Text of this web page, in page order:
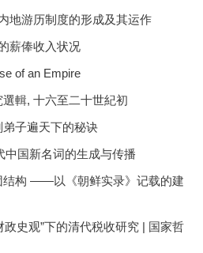
地游历制度的形成及其运作
薪俸收入状况
of an Empire
輯, 十六至二十世紀初
子遍天下的秘诀
国新名词的生成与传播
结构 ——以《朝鲜实录》记载的建
史观”下的清代税收研究 | 国家哲